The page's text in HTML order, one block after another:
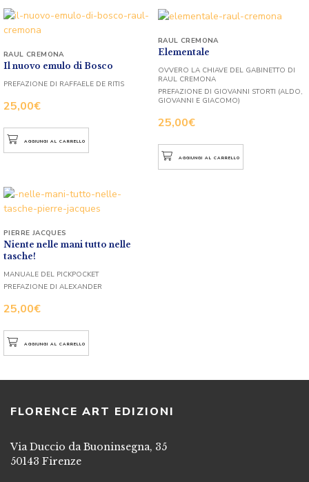
Il nuovo emulo di Bosco
25,00€
RAUL CREMONA
PREFAZIONE DI RAFFAELE DE RITIS
AGGIUNGI AL CARRELLO
Elementale
25,00€
RAUL CREMONA
OVVERO LA CHIAVE DEL GABINETTO DI
RAUL CREMONA
PREFAZIONE DI GIOVANNI STORTI (ALDO,
GIOVANNI E GIACOMO)
AGGIUNGI AL CARRELLO
Niente nelle mani tutto nelle
tasche!
25,00€
PIERRE JACQUES
MANUALE DEL PICKPOCKET
PREFAZIONE DI ALEXANDER
AGGIUNGI AL CARRELLO
FLORENCE ART EDIZIONI
Via Duccio da Buoninsegna, 35
50143 Firenze